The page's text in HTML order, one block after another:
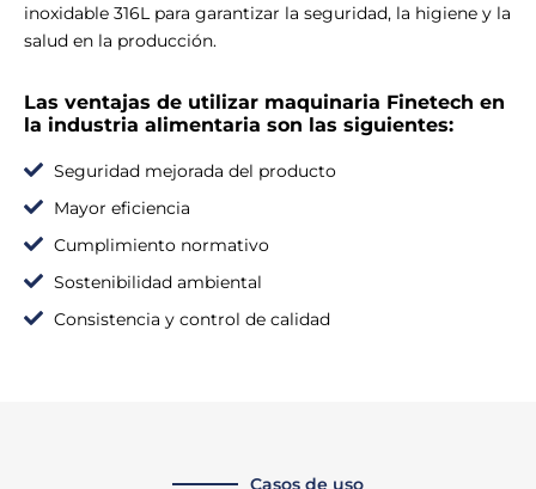
inoxidable 316L para garantizar la seguridad, la higiene y la
salud en la producción.
Las ventajas de utilizar maquinaria Finetech en
la industria alimentaria son las siguientes:
Seguridad mejorada del producto
Mayor eficiencia
Cumplimiento normativo
Sostenibilidad ambiental
Consistencia y control de calidad
Casos de uso